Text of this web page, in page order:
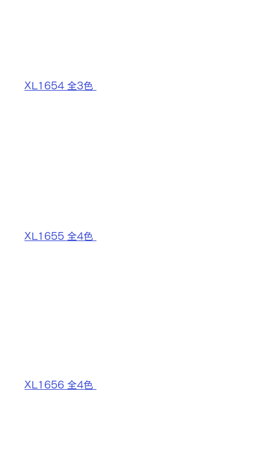
XL1654 全3色
XL1655 全4色
XL1656 全4色